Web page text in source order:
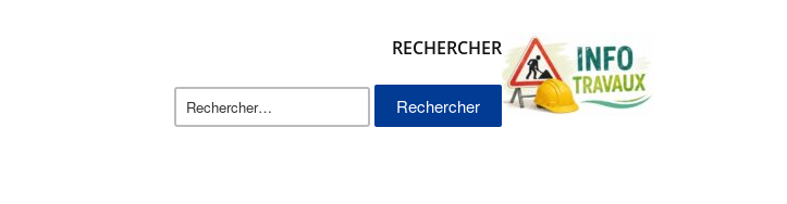
RECHERCHER
Rechercher :